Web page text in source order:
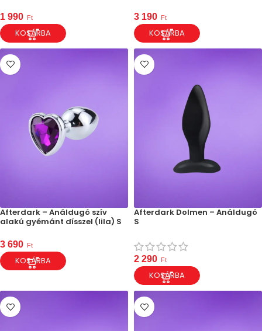
1 990 Ft
KOSÁRBA
3 190 Ft
KOSÁRBA
Afterdark – Análdugó szív
alakú gyémánt dísszel (lila) S
3 690 Ft
KOSÁRBA
Afterdark Dolmen – Análdugó
S
2 290 Ft
KOSÁRBA